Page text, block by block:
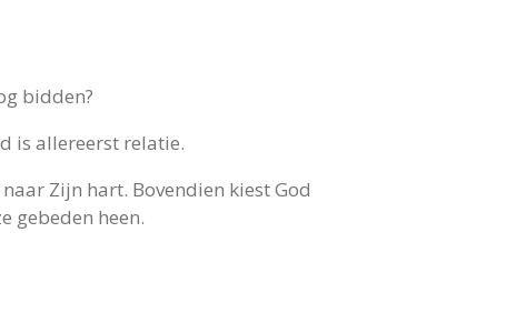
bidden?
is allereerst relatie.
Zijn hart. Bovendien kiest God
gebeden heen.